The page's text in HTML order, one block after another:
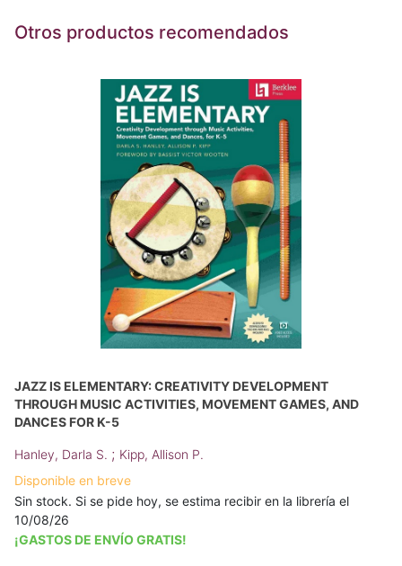
Otros productos recomendados
JAZZ IS ELEMENTARY: CREATIVITY DEVELOPMENT
THROUGH MUSIC ACTIVITIES, MOVEMENT GAMES, AND
DANCES FOR K-5
Hanley, Darla S. ; Kipp, Allison P.
Disponible en breve
Sin stock. Si se pide hoy, se estima recibir en la librería el
10/08/26
¡GASTOS DE ENVÍO GRATIS!